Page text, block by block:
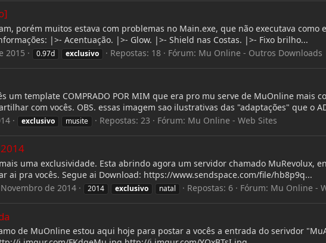
porém muitos estava com problemas no Main.exe, que não executava
|>- Acentuação. |>- Glow. |>- Shield nas Costas. |>- Fixo brilho...
2015 0.97d exclusivo Repostas: 18 Fórum: Mu Online - Outros Downloads
um template COMPRADO POR MIM que era pro mu serve de MuOnline
com vocês. OBS. essas imagem sao ilustrativas das "adaptações" que o
exclusivo musite Repostas: 23 Fórum: Mu Online - Web Sites
uma exclusividade. Esta abrindo agora um servidor chamado MuRevolux,
ai pra vocês. Segue ai Download: https://www.sendspace.com/file/hb8p9q...
de 2014 2014 exclusivo natal Repostas: 6 Fórum: Mu Online -
de MuOnline estou aqui hoje para postar a vocês a entrada do serivdor